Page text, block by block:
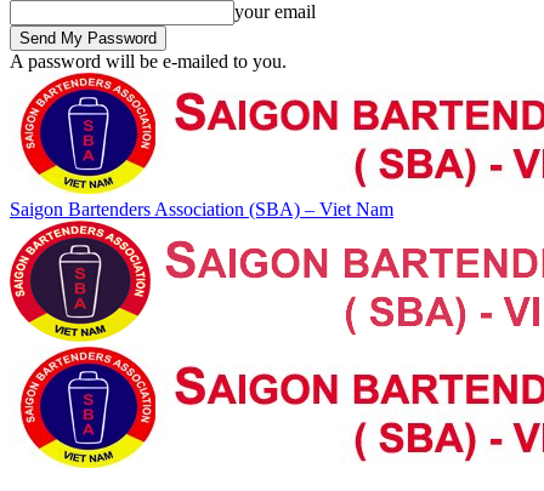
your email
A password will be e-mailed to you.
Saigon Bartenders Association (SBA) – Viet Nam